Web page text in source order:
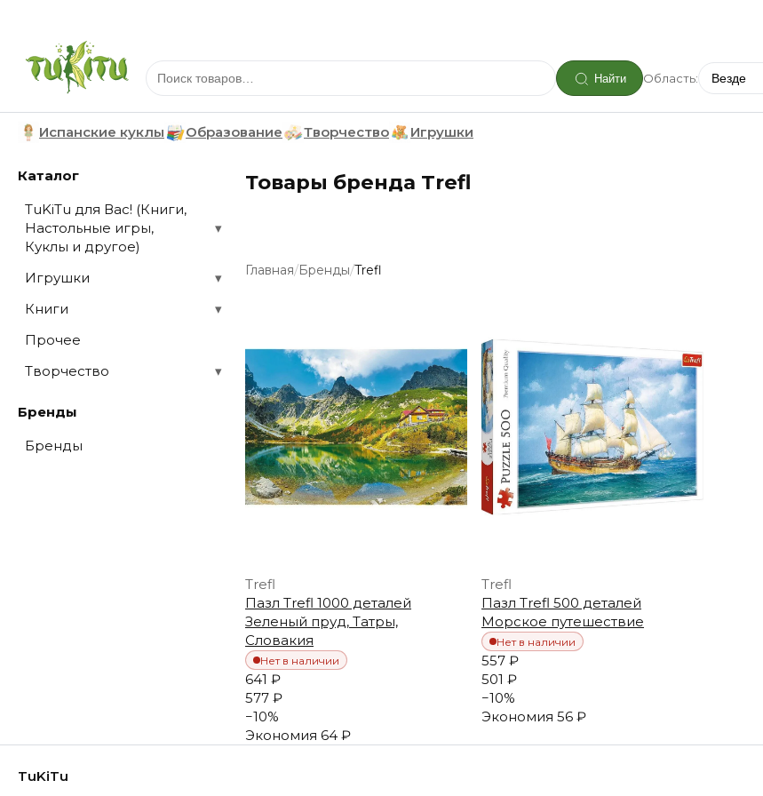
Найти Область:
Испанские куклы Образование Творчество Игрушки
Каталог
TuKiTu для Вас! (Книги,
Настольные игры,
Куклы и другое)
▾
Игрушки
▾
Книги
▾
Прочее
Творчество
▾
Бренды
Бренды
Товары бренда Trefl
Главная/Бренды/Trefl
Trefl
Пазл Trefl 1000 деталей
Зеленый пруд, Татры,
Словакия
Нет в наличии
641 ₽
577 ₽
−10%
Экономия 64 ₽
Trefl
Пазл Trefl 500 деталей
Морское путешествие
Нет в наличии
557 ₽
501 ₽
−10%
Экономия 56 ₽
TuKiTu